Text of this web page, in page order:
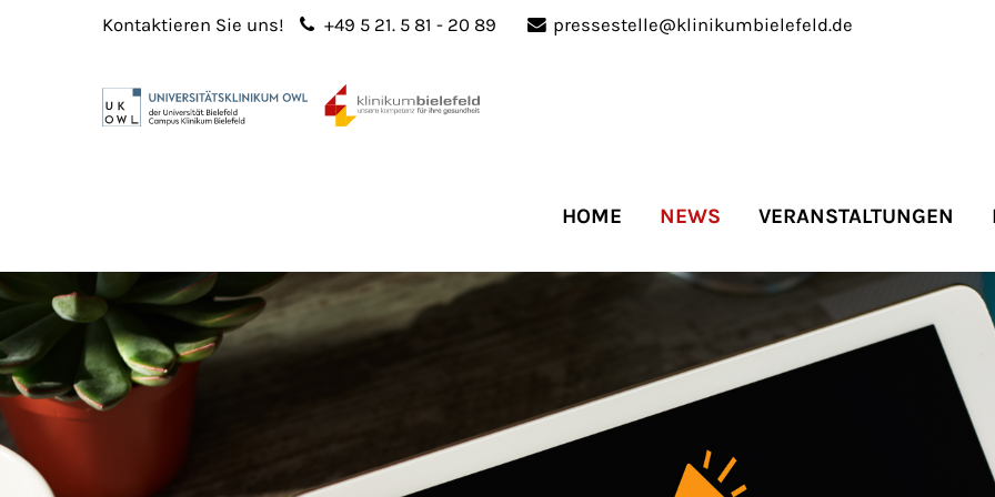
Login
Benutzername
Anmelden
Register
24h/
We offer support for our
customers
Have any questions?
+44 1234 567 890
Drop us a line
info@yourdomain.com
Kontaktieren Sie uns! +49 5 21. 5 81 - 20 89 pressestelle@klinikumbielefeld.de
HOME NEWS VERANSTALTUNGEN